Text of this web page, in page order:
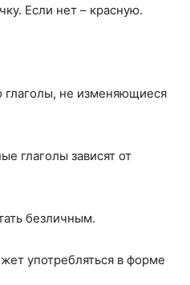
Если нет – красную.
глаголы, не изменяющиеся
глаголы зависят от
безличным.
употребляться в форме